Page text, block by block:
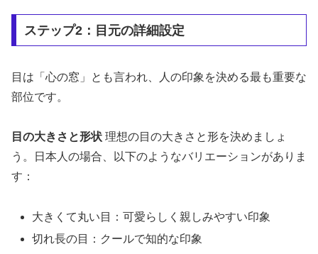
ステップ2：目元の詳細設定
目は「心の窓」とも言われ、人の印象を決める最も重要な
部位です。
目の大きさと形状 理想の目の大きさと形を決めましょ
う。日本人の場合、以下のようなバリエーションがありま
す：
大きくて丸い目：可愛らしく親しみやすい印象
切れ長の目：クールで知的な印象